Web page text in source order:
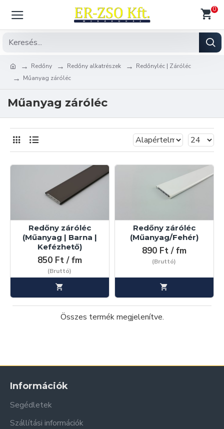
0
Redőny Redőny alkatrészek
Redőnyléc | Záróléc
Műanyag záróléc
Műanyag záróléc
Redőny záróléc
(Műanyag | Barna |
Kefézhető)
850 Ft / fm
(Bruttó)
Redőny záróléc
(Műanyag/Fehér)
890 Ft / fm
(Bruttó)
Összes termék megjelenítve.
Információk
Segédletek
Szállítási információk